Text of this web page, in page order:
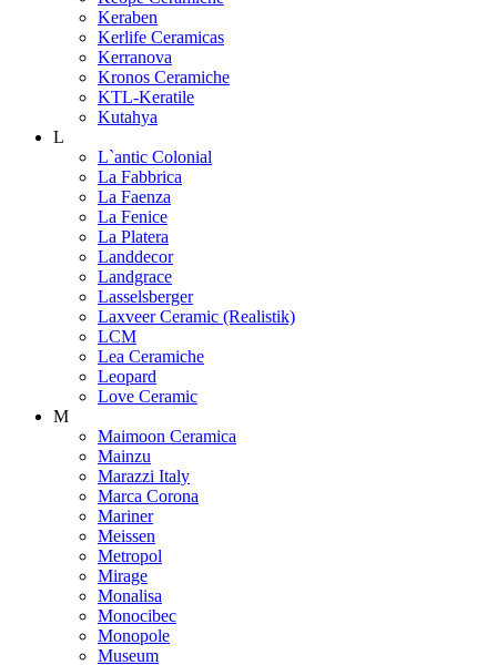
Keraben
Kerlife Ceramicas
Kerranova
Kronos Ceramiche
KTL-Keratile
Kutahya
L
L`antic Colonial
La Fabbrica
La Faenza
La Fenice
La Platera
Landdecor
Landgrace
Lasselsberger
Laxveer Ceramic (Realistik)
LCM
Lea Ceramiche
Leopard
Love Ceramic
M
Maimoon Ceramica
Mainzu
Marazzi Italy
Marca Corona
Mariner
Meissen
Metropol
Mirage
Monalisa
Monocibec
Monopole
Museum